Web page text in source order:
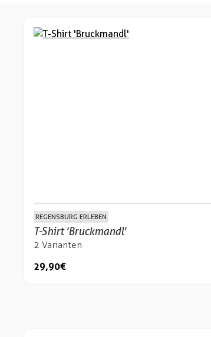
REGENSBURG ERLEBEN
T-Shirt 'Bruckmandl'
2 Varianten
29,90 €